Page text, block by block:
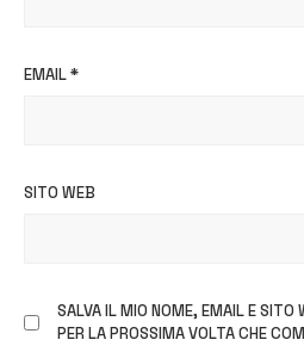
EMAIL*
SITO WEB
SALVA IL MIO NOME, EMAIL E SITO
PER LA PROSSIMA VOLTA CHE